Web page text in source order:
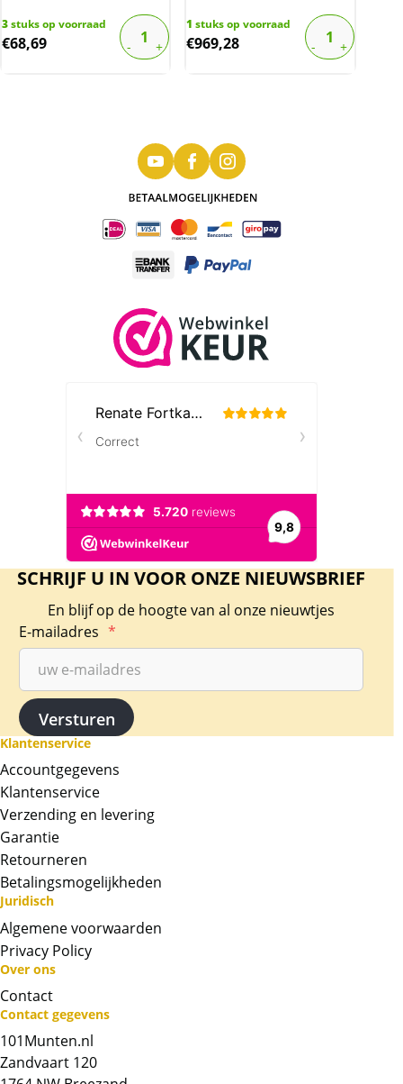
3stuks op voorraad
€68,69
1 stuks op voorraad
€969,28
Kruisvaarder Leopold V 2019
De eerste uit een serie van 3 munten ter
Oostenrijkse mint, deze munt is opgedragen
aan een hoofdfiguur in de Oostenrijkse
geschiedenis graaf Leopold de V.
Lionhart” gevangen en wist bij de toen Engelse
regering een zeer hoog losgeld bedrag in
hedendaagse Oostenrijkse opgericht.
Chat met ons
Whatsapp ons!
SCHRIJF U IN VOOR ONZE NIEUWSBRIEF
En blijf op de hoogte van al onze nieuwtjes
E-mailadres *
Klantenservice
Accountgegevens
Klantenservice
Verzending en levering
Garantie
Retourneren
Betalingsmogelijkheden
Juridisch
Algemene voorwaarden
Privacy Policy
Over ons
Contact
Contact gegevens
101Munten.nl
Zandvaart 120